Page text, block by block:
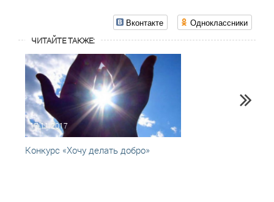
Вконтакте Одноклассники
ЧИТАЙТЕ ТАКЖЕ:
17.11.2017
Конкурс «Хочу делать добро»